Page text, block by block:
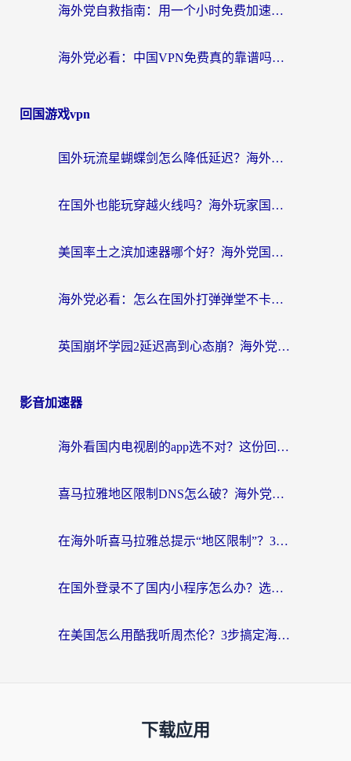
海外党自救指南：用一个小时免费加速器，轻松打破国内资源访问壁垒？
海外党必看：中国VPN免费真的靠谱吗？手把手教你选对回国加速器
回国游戏vpn
国外玩流星蝴蝶剑怎么降低延迟？海外党必看的加速秘籍（含欧洲鸣潮&彩虹岛优化攻略）
在国外也能玩穿越火线吗？海外玩家国服游戏畅玩终极指南
美国率土之滨加速器哪个好？海外党国服游戏畅玩终极指南（附多游戏解决方案）
海外党必看：怎么在国外打弹弹堂不卡？番茄加速器亲测指南
英国崩坏学园2延迟高到心态崩？海外党国服游戏加速终极指南
影音加速器
海外看国内电视剧的app选不对？这份回国加速器避坑指南帮你流畅追剧
喜马拉雅地区限制DNS怎么破？海外党听国内音乐听书的终极解决方案
在海外听喜马拉雅总提示“地区限制”？3步轻松解除+听国内音乐全攻略
在国外登录不了国内小程序怎么办？选对回国加速器，轻松解锁国内资源
在美国怎么用酷我听周杰伦？3步搞定海外听歌难题
下载应用